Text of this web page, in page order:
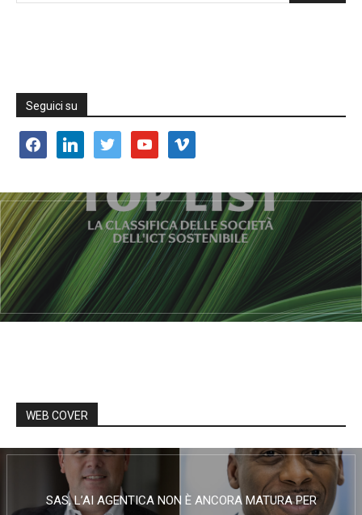
Seguici su
facebooklinkedin twitter youtube vimeo
WEB COVER
SAS, L’AI AGENTICA NON È ANCORA MATURA PER